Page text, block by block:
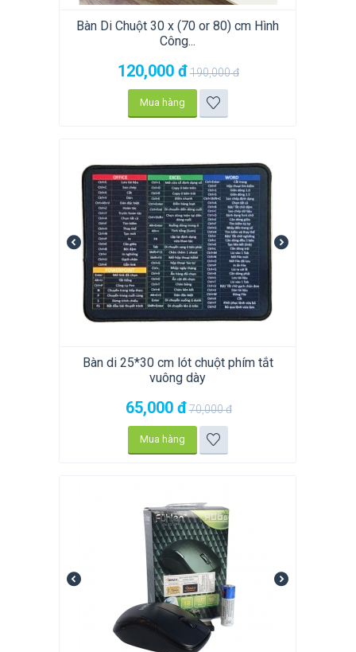
Bàn Di Chuột 30 x (70 or 80) cm Hình
Công...
120,000 đ190,000đ
Mua hàng
Bàn di 25*30 cm lót chuột phím tắt
vuông dày
65,000 đ70,000đ
Mua hàng